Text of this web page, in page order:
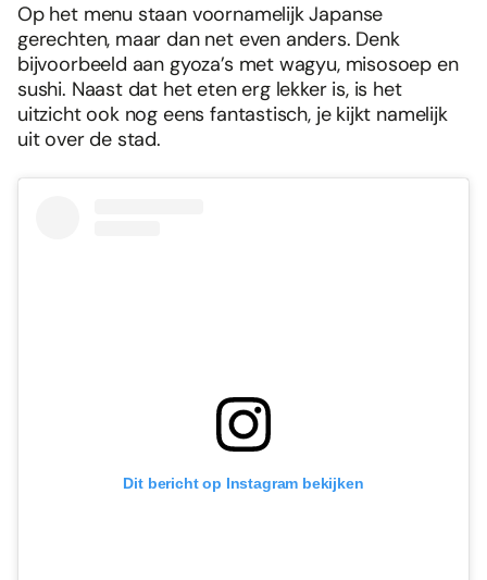
Tropische smaakexplosies
Op het menu staan voornamelijk Japanse
gerechten, maar dan net even anders. Denk
bijvoorbeeld aan gyoza’s met wagyu, misosoep en
sushi. Naast dat het eten erg lekker is, is het
uitzicht ook nog eens fantastisch, je kijkt namelijk
uit over de stad.
Dit bericht op Instagram bekijken